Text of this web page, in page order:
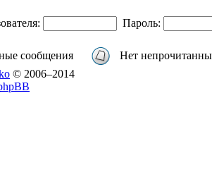
Пароль:
сообщения
Нет
© 2006–2014